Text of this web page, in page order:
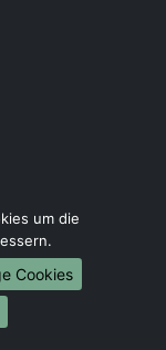
um die
Cookies